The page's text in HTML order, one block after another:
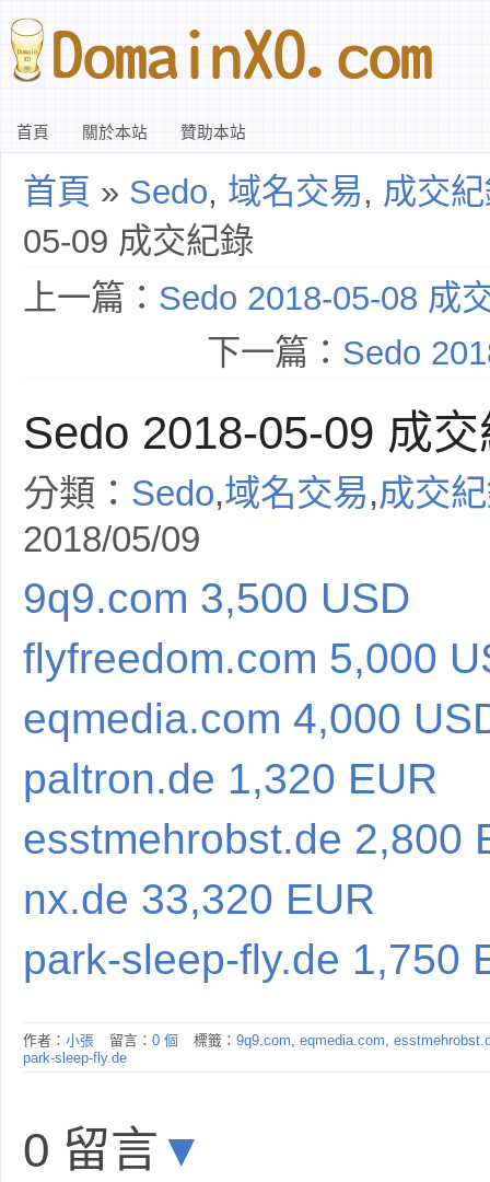
首頁 關於本站 贊助本站
首頁 » Sedo, 域名交易, 成交
05-09 成交紀錄
上一篇： Sedo 2018-05-08 成
下一篇： Sedo
Sedo 2018-05-09 成
分類： Sedo,域名交易,成交
2018/05/09
9q9.com 3,500 USD
flyfreedom.com 5,000
eqmedia.com 4,000
paltron.de 1,320 EUR
esstmehrobst.de 2,800
nx.de 33,320 EUR
park-sleep-fly.de 1,750
作者： 小張 留言： 0 個 標籤： 9q9.com, eqmedia.com,
park-sleep-fly.de
0 留言 ▼